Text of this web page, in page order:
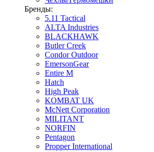
Бренды:
5.11 Tactical
ALTA Industries
BLACKHAWK
Butler Creek
Condor Outdoor
EmersonGear
Entire M
Hatch
High Peak
KOMBAT UK
McNett Corporation
MILITANT
NORFIN
Pentagon
Propper International